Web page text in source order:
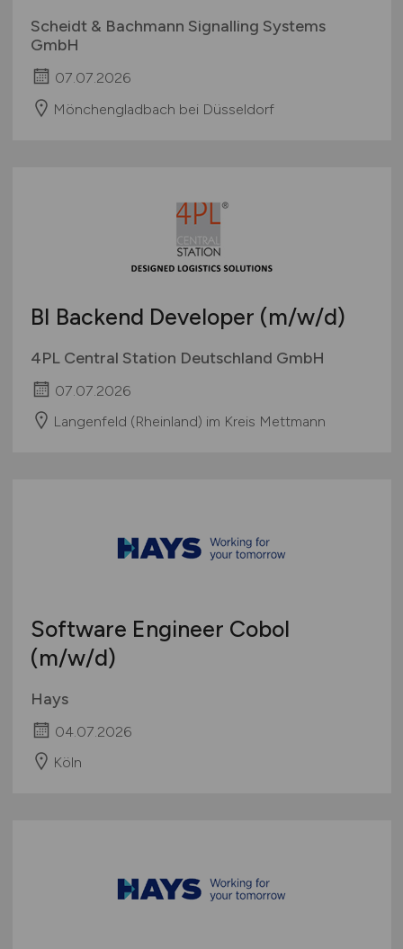
Scheidt & Bachmann Signalling Systems
GmbH
07.07.2026
Mönchengladbach bei Düsseldorf
BI Backend Developer (m/w/d)
4PL Central Station Deutschland GmbH
07.07.2026
Langenfeld (Rheinland) im Kreis Mettmann
Software Engineer Cobol
(m/w/d)
Hays
04.07.2026
Köln